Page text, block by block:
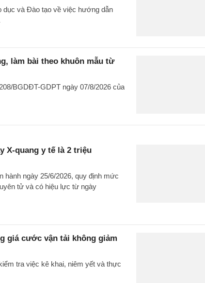
dục và Đào tạo về việc hướng dẫn
làm bài theo khuôn mẫu từ
BGDĐT-GDPT ngày 07/8/2026 của
X-quang y tế là 2 triệu
ngày 25/6/2026, quy định mức
tử và có hiệu lực từ ngày
giá cước vận tải không giảm
tra việc kê khai, niêm yết và thực